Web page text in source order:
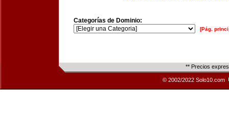
Categorías de Dominio:
[Pág.
** Precios
© 2002/2022 Solo10.com